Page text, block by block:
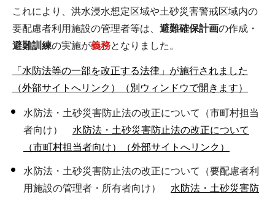
これにより、洪水浸水想定区域や土砂災害警戒区域内の
要配慮者利用施設の管理者等は、 避難確保計画の作成・
避難訓練の実施が義務となりました。
「水防法等の一部を改正する法律」が施行されました
（外部サイトへリンク）（別ウィンドウで開きます）
水防法・土砂災害防止法の改正について（市町村担当
者向け） 水防法・土砂災害防止法の改正について
（市町村担当者向け）（外部サイトへリンク）
水防法・土砂災害防止法の改正について（要配慮者利
用施設の管理者・所有者向け） 水防法・土砂災害防